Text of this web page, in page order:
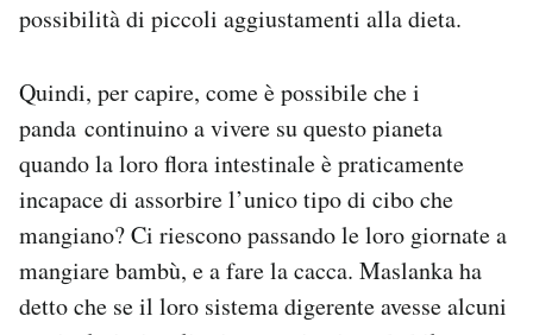
possibilità di piccoli aggiustamenti alla dieta.
Quindi, per capire, come è possibile che i
panda continuino a vivere su questo pianeta
quando la loro flora intestinale è praticamente
incapace di assorbire l’unico tipo di cibo che
mangiano? Ci riescono passando le loro giornate a
mangiare bambù, e a fare la cacca. Maslanka ha
detto che se il loro sistema digerente avesse alcuni